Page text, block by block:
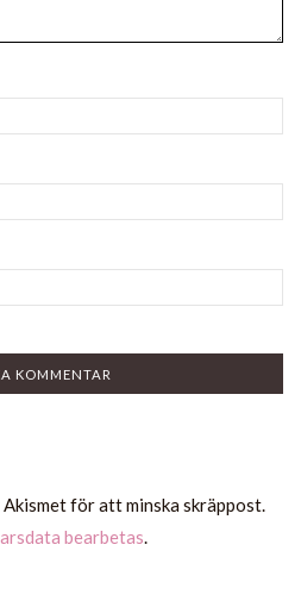
för att minska skräppost.
bearbetas.